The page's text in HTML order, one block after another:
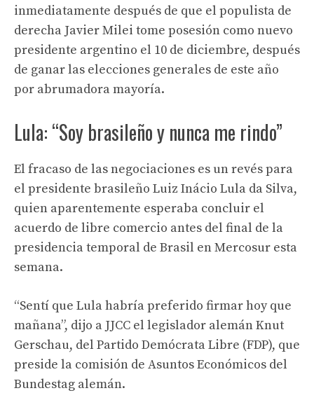
inmediatamente después de que el populista de
derecha Javier Milei tome posesión como nuevo
presidente argentino el 10 de diciembre, después
de ganar las elecciones generales de este año
por abrumadora mayoría.
Lula: “Soy brasileño y nunca me rindo”
El fracaso de las negociaciones es un revés para
el presidente brasileño Luiz Inácio Lula da Silva,
quien aparentemente esperaba concluir el
acuerdo de libre comercio antes del final de la
presidencia temporal de Brasil en Mercosur esta
semana.
“Sentí que Lula habría preferido firmar hoy que
mañana”, dijo a JJCC el legislador alemán Knut
Gerschau, del Partido Demócrata Libre (FDP), que
preside la comisión de Asuntos Económicos del
Bundestag alemán.